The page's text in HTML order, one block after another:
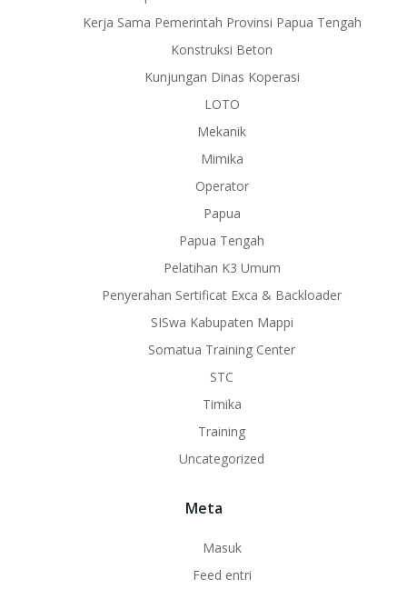
Kerja Sama Pemerintah Provinsi Papua Tengah
Konstruksi Beton
Kunjungan Dinas Koperasi
LOTO
Mekanik
Mimika
Operator
Papua
Papua Tengah
Pelatihan K3 Umum
Penyerahan Sertificat Exca & Backloader
SISwa Kabupaten Mappi
Somatua Training Center
STC
Timika
Training
Uncategorized
Meta
Masuk
Feed entri